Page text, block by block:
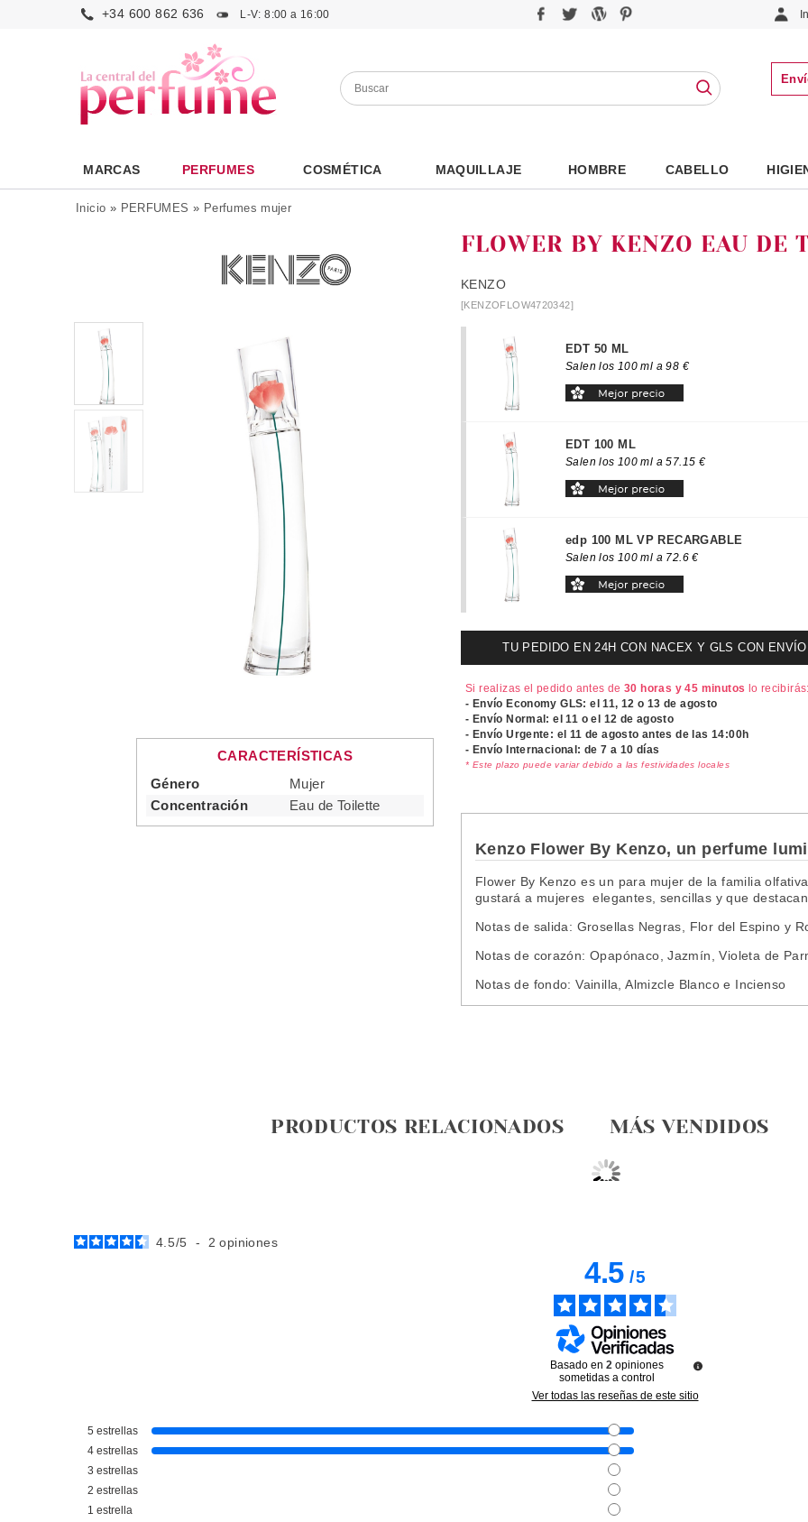
+34 600 862 636 L-V: 8:00 a 16:00
MARCAS PERFUMES COSMÉTICA MAQUILLAJE HOMBRE CABELLO
Inicio » PERFUMES » Perfumes mujer
CARACTERÍSTICAS
Género
Mujer
Concentración
Eau de Toilette
FLOWER BY KENZO EAU DE
KENZO
[KENZOFLOW4720342]
EDT 50 ML
Salen los 100 ml a 98 €
EDT 100 ML
Salen los 100 ml a 57.15 €
edp 100 ML VP RECARGABLE
Salen los 100 ml a 72.6 €
TU PEDIDO EN 24H CON NACEX Y GLS CON
Si realizas el pedido antes de30 horas y 45 minutos lo recibirás:
- Envío Economy GLS: el11, 12 o 13 de agosto
- Envío Normal: el11 o el 12 de agosto
- Envío Urgente: el 11 de agosto antes de las 14:00h
- Envío Internacional: de 7 a 10 días
* Este plazo puede variar debido a las festividades locales
Kenzo Flower By Kenzo, un perfume
Flower By Kenzo es un para mujer de la familia
gustará a mujeres elegantes, sencillas y que
Notas de salida: Grosellas Negras, Flor del Espino y
Notas de corazón:Opapónaco, Jazmín, Violeta de
Notas de fondo:Vainilla, Almizcle Blanco e Incienso
PRODUCTOS RELACIONADOS MÁS VENDIDOS
L'ABSOLUE EDP 100 ML VP
Pvr 130.50€
-46%
FEMME EDT 100 ML VP
KENZO
IKEBANA EDP 75 ML VP
68.08€
4.5/5 - 2opiniones
4.5/5
Basado en 2 opiniones
sometidas a control
Ver todas las reseñas de este sitio
5 estrellas
4 estrellas
3 estrellas
2 estrellas
1 estrella